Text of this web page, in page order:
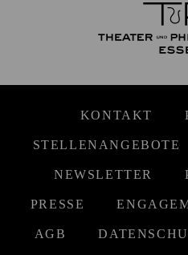
KONTAKT
STELLENANGEBOTE
NEWSLETTER
PRESSE
AGB